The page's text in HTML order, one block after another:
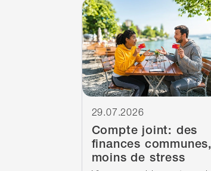
Compte joint: des
finances communes,
moins de stress
29.07.2026
Continuer à lire